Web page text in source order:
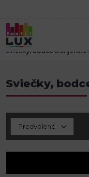
Úvod
Sviečky, bodce a anjelske
Sviečky,